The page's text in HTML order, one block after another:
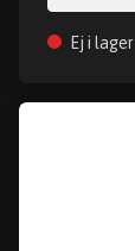
Ej i lager